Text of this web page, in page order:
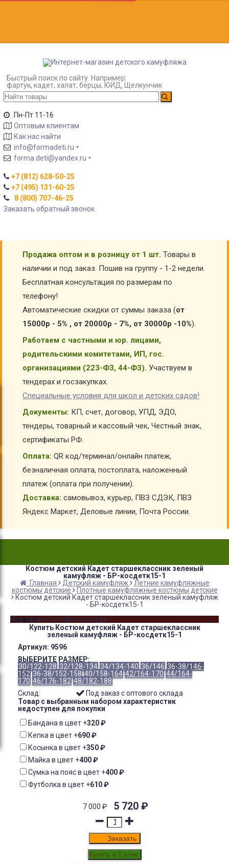
Быстрый поиск по сайту. Например:
фартук, кадет, халат, берцы, ЮИД, Щелкунчик
Пн-Пт 11-16
Оптовым клиентам
Как нас найти
info@formadeti.ru
forma.deti@yandex.ru
+7 (812) 628-50-25
+7 (495) 131-60-25
8 (800) 707-46-25
Заказать обратный звонок
Продажа оптом и в розницу от 1 шт. Товары в
наличии и под заказ. Пошив на группу - 1-2 недели.
Бесплатная консультация по размерам по
телефону!
Автоматические скидки от суммы заказа (от
15000р - 5% , от 20000р - 7%, от 30000р -10%).
Работаем с частными и юр. лицами,
родительскими комитетами, ИП, гос.
организациями (223-ФЗ, 44-ФЗ). Участвуем в
тендерах и госзакупках.
Специальные условия для школ и детских садов!
Документы: КП, счет, договор, УПД, ЭДО,
тендеры, товарный и кассовый чек, Честный знак,
сертификаты РФ.
Оплата: QR код/терминал/онлайн платеж,
безналичная оплата, постоплата, наложенный
платеж (оплата при получении).
Доставка: самовывоз, курьер, ПВЗ СДЭК, ПВЗ
Яндекс Маркет, Деловые линии, Почта России.
Костюм детский Кадет старшеклассник зеленый
камуфляж - БР-косдетк15-1
Главная
Детский камуфляж
Летние камуфляжные
костюмы детские
Плотные камуфляжные костюмы детские
Костюм детский Кадет старшеклассник зеленый камуфляж
- БР-косдетк15-1
Скидка!
Под заказ с оптового склада
Купить Костюм детский Кадет старшеклассник
зеленый камуфляж - БР-косдетк15-1
Артикул: 9596
ВЫБЕРИТЕ РАЗМЕР:
30/122-128 32/128-134 34/134-140 36/146 36-38/146-
152 36-38/152-158 40/158-164 42/164-170 44/164-
170 46/176-182 48/182-188
Склад:
Под заказ с оптового склада
Товар с выбранным набором характеристик
недоступен для покупки
Бандана в цвет +320₽
Кепка в цвет +690₽
Косынка в цвет +350₽
Майка в цвет +400₽
Сумка на пояс в цвет +400₽
Футболка в цвет +610₽
7 000 ₽ 5 720 ₽
Заказать